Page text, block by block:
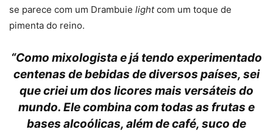
se parece com um Drambuie lightcom um toque de
pimenta do reino.
“Como mixologista e já tendo experimentado
centenas de bebidas de diversos países, sei
que criei um dos licores mais versáteis do
mundo. Ele combina com todas as frutas e
bases alcoólicas, além de café, suco de